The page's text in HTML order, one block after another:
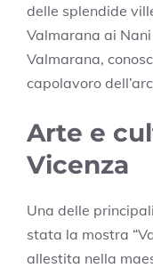
delle splendide
Valmarana ai
Valmarana,
capolavoro
Arte e
Vicenza
Una delle
stata la mostra
allestita nella